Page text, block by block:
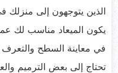
الذين يتوجهون إلى منزلك
يكون الميعاد مناسب لك
في معاينة السطح
تحتاج إلى بعض الترميم